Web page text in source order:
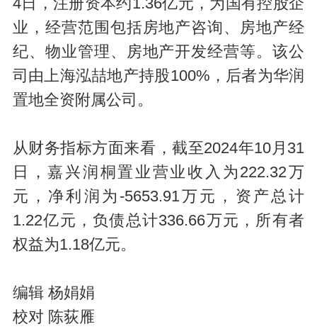
4日，注册资本约1.36亿元，为国有控股企
业，经营范围包括房地产咨询、房地产经
纪、物业管理、房地产开发经营等。该公
司由上海泓喆地产持股100%，后者为华润
置地全资附属公司。
从财务指标方面来看，截至2024年10月31
日，嘉兴润桐置业营业收入为222.32万
元，净利润为-5653.91万元，资产总计
1.22亿元，负债总计336.66万元，所有者
权益为1.18亿元。
编辑 杨娟娟
校对 陈荻雁